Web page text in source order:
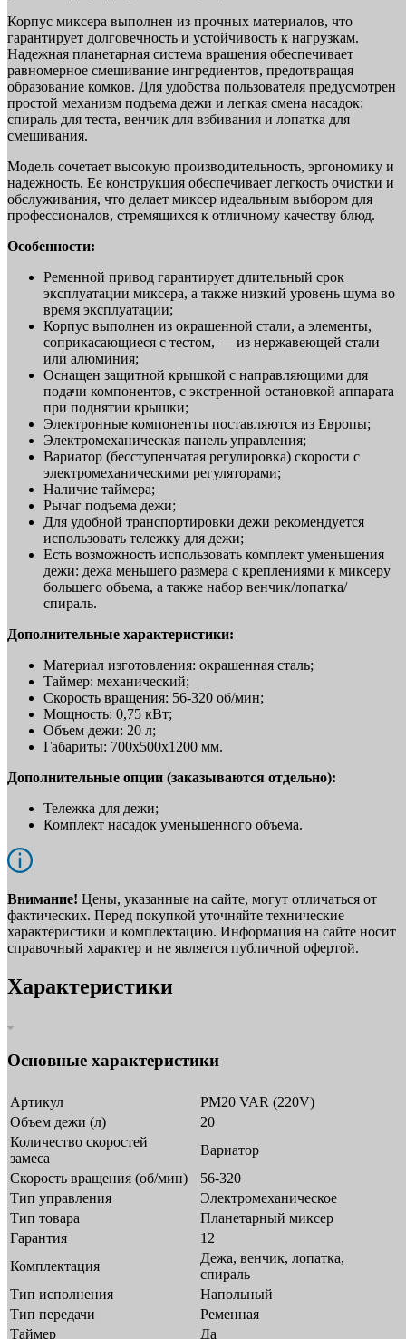
Корпус миксера выполнен из прочных материалов, что
гарантирует долговечность и устойчивость к нагрузкам.
Надежная планетарная система вращения обеспечивает
равномерное смешивание ингредиентов, предотвращая
образование комков. Для удобства пользователя предусмотрен
простой механизм подъема дежи и легкая смена насадок:
спираль для теста, венчик для взбивания и лопатка для
смешивания.
Модель сочетает высокую производительность, эргономику и
надежность. Ее конструкция обеспечивает легкость очистки и
обслуживания, что делает миксер идеальным выбором для
профессионалов, стремящихся к отличному качеству блюд.
Особенности:
Ременной привод гарантирует длительный срок
эксплуатации миксера, а также низкий уровень шума во
время эксплуатации;
Корпус выполнен из окрашенной стали, а элементы,
соприкасающиеся с тестом, — из нержавеющей стали
или алюминия;
Оснащен защитной крышкой с направляющими для
подачи компонентов, с экстренной остановкой аппарата
при поднятии крышки;
Электронные компоненты поставляются из Европы;
Электромеханическая панель управления;
Вариатор (бесступенчатая регулировка) скорости с
электромеханическими регуляторами;
Наличие таймера;
Рычаг подъема дежи;
Для удобной транспортировки дежи рекомендуется
использовать тележку для дежи;
Есть возможность использовать комплект уменьшения
дежи: дежа меньшего размера с креплениями к миксеру
большего объема, а также набор венчик/лопатка/
спираль.
Дополнительные характеристики:
Материал изготовления: окрашенная сталь;
Таймер: механический;
Скорость вращения: 56-320 об/мин;
Мощность: 0,75 кВт;
Объем дежи: 20 л;
Габариты: 700x500x1200 мм.
Дополнительные опции (заказываются отдельно):
Тележка для дежи;
Комплект насадок уменьшенного объема.
Внимание! Цены, указанные на сайте, могут отличаться от
фактических. Перед покупкой уточняйте технические
характеристики и комплектацию. Информация на сайте носит
справочный характер и не является публичной офертой.
Характеристики
Основные характеристики
Артикул
PM20 VAR (220V)
Объем дежи (л)
20
Количество скоростей
замеса
Вариатор
Скорость вращения (об/мин)
56-320
Тип управления
Электромеханическое
Тип товара
Планетарный миксер
Гарантия
12
Комплектация
Дежа, венчик, лопатка,
спираль
Тип исполнения
Напольный
Тип передачи
Ременная
Таймер
Да